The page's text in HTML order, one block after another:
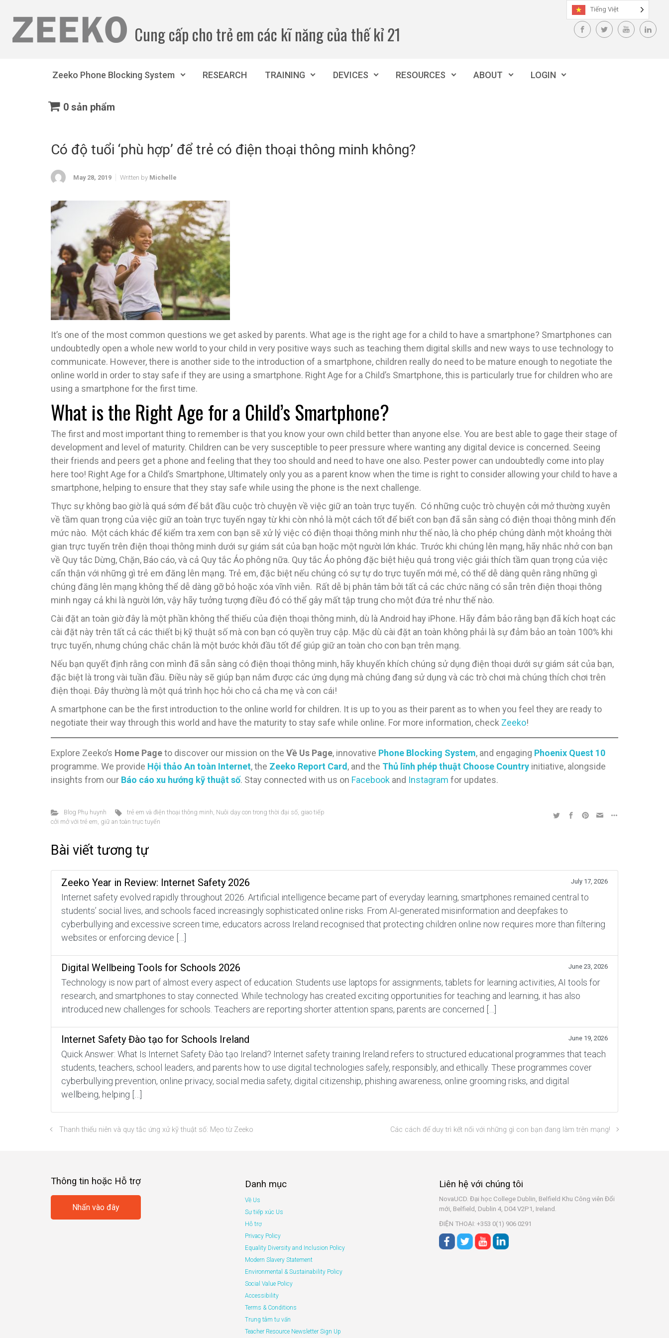
Cung cấp cho trẻ em các kĩ năng của thế kỉ 21
Zeeko Phone Blocking System RESEARCH TRAINING DEVICES RESOURCES ABOUT LOGIN
0 sản phẩm
Có độ tuổi ‘phù hợp’ để trẻ có điện thoại thông minh không?
May 28, 2019 Written by Michelle
It’s one of the most common questions we get asked by parents. What age is the right age for a child to have a smartphone? Smartphones can
undoubtedly open a whole new world to your child in very positive ways such as teaching them digital skills and new ways to use technology to
communicate. However, there is another side to the introduction of a smartphone, children really do need to be mature enough to negotiate the
online world in order to stay safe if they are using a smartphone. Right Age for a Child’s Smartphone, this is particularly true for children who are
using a smartphone for the first time.
What is the Right Age for a Child’s Smartphone?
The first and most important thing to remember is that you know your own child better than anyone else. You are best able to gage their stage of
development and level of maturity. Children can be very susceptible to peer pressure where wanting any digital device is concerned. Seeing
their friends and peers get a phone and feeling that they too should and need to have one also. Pester power can undoubtedly come into play
here too! Right Age for a Child’s Smartphone, Ultimately only you as a parent know when the time is right to consider allowing your child to have a
smartphone, helping to ensure that they stay safe while using the phone is the next challenge.
Thực sự không bao giờ là quá sớm để bắt đầu cuộc trò chuyện về việc giữ an toàn trực tuyến. Có những cuộc trò chuyện cởi mở thường xuyên
về tầm quan trọng của việc giữ an toàn trực tuyến ngay từ khi còn nhỏ là một cách tốt để biết con bạn đã sẵn sàng có điện thoại thông minh đến
mức nào. Một cách khác để kiểm tra xem con bạn sẽ xử lý việc có điện thoại thông minh như thế nào, là cho phép chúng dành một khoảng thời
gian trực tuyến trên điện thoại thông minh dưới sự giám sát của bạn hoặc một người lớn khác. Trước khi chúng lên mạng, hãy nhắc nhở con bạn
về Quy tắc Dừng, Chặn, Báo cáo, và cả Quy tắc Áo phông nữa. Quy tắc Áo phông đặc biệt hiệu quả trong việc giải thích tầm quan trọng của việc
cẩn thận với những gì trẻ em đăng lên mạng. Trẻ em, đặc biệt nếu chúng có sự tự do trực tuyến mới mẻ, có thể dễ dàng quên rằng những gì
chúng đăng lên mạng không thể dễ dàng gỡ bỏ hoặc xóa vĩnh viễn. Rất dễ bị phân tâm bởi tất cả các chức năng có sẵn trên điện thoại thông
minh ngay cả khi là người lớn, vậy hãy tưởng tượng điều đó có thể gây mất tập trung cho một đứa trẻ như thế nào.
Cài đặt an toàn giờ đây là một phần không thể thiếu của điện thoại thông minh, dù là Android hay iPhone. Hãy đảm bảo rằng bạn đã kích hoạt các
cài đặt này trên tất cả các thiết bị kỹ thuật số mà con bạn có quyền truy cập. Mặc dù cài đặt an toàn không phải là sự đảm bảo an toàn 100% khi
trực tuyến, nhưng chúng chắc chắn là một bước khởi đầu tốt để giúp giữ an toàn cho con bạn trên mạng.
Nếu bạn quyết định rằng con mình đã sẵn sàng có điện thoại thông minh, hãy khuyến khích chúng sử dụng điện thoại dưới sự giám sát của bạn,
đặc biệt là trong vài tuần đầu. Điều này sẽ giúp bạn nắm được các ứng dụng mà chúng đang sử dụng và các trò chơi mà chúng thích chơi trên
điện thoại. Đây thường là một quá trình học hỏi cho cả cha mẹ và con cái!
A smartphone can be the first introduction to the online world for children. It is up to you as their parent as to when you feel they are ready to
negotiate their way through this world and have the maturity to stay safe while online. For more information, check Zeeko!
Explore Zeeko’s Home Pageto discover our mission on the Về Us Page, innovative Phone Blocking System, and engaging Phoenix Quest 10
programme. We provide Hội thảo An toàn Internet, the Zeeko Report Card , and the Thủ lĩnh phép thuật Choose Country initiative, alongside
insights from our Báo cáo xu hướng kỹ thuật số. Stay connected with us on Facebook and Instagram for updates.
Blog Phụ huynh trẻ em và điện thoại thông minh, Nuôi dạy con trong thời đại số, giao tiếp
cởi mở với trẻ em, giữ an toàn trực tuyến
Bài viết tương tự
Zeeko Year in Review: Internet Safety 2026 July 17, 2026
Internet safety evolved rapidly throughout 2026. Artificial intelligence became part of everyday learning, smartphones remained central to
students’ social lives, and schools faced increasingly sophisticated online risks. From AI-generated misinformation and deepfakes to
cyberbullying and excessive screen time, educators across Ireland recognised that protecting children online now requires more than filtering
websites or enforcing device […]
Digital Wellbeing Tools for Schools 2026 June 23, 2026
Technology is now part of almost every aspect of education. Students use laptops for assignments, tablets for learning activities, AI tools for
research, and smartphones to stay connected. While technology has created exciting opportunities for teaching and learning, it has also
introduced new challenges for schools. Teachers are reporting shorter attention spans, parents are concerned […]
Internet Safety Đào tạo for Schools Ireland June 19, 2026
Quick Answer: What Is Internet Safety Đào tạo Ireland? Internet safety training Ireland refers to structured educational programmes that teach
students, teachers, school leaders, and parents how to use digital technologies safely, responsibly, and ethically. These programmes cover
cyberbullying prevention, online privacy, social media safety, digital citizenship, phishing awareness, online grooming risks, and digital
wellbeing, helping […]
Thanh thiếu niên và quy tắc ứng xử kỹ thuật số: Mẹo từ Zeeko Các cách để duy trì kết nối với những gì con bạn đang làm trên mạng!
Thông tin hoặc Hỗ trợ
Nhấn vào đây
Danh mục
Về Us
Sự tiếp xúc Us
Hỗ trợ
Privacy Policy
Equality Diversity and Inclusion Policy
Modern Slavery Statement
Environmental & Sustainability Policy
Social Value Policy
Accessibility
Terms & Conditions
Trung tâm tư vấn
Teacher Resource Newsletter Sign Up
Liên hệ với chúng tôi
NovaUCD. Đại học College Dublin, Belfield Khu Công viên Đổi
mới, Belfield, Dublin 4, D04 V2P1, Ireland.
ĐIỆN THOẠI: +353 0(1) 906 0291
Tiếng Việt